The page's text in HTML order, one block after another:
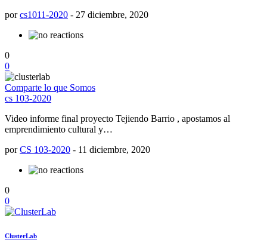
porcs1011-2020 - 27 diciembre, 2020
0
0
Comparte lo que Somos
cs 103-2020
Video informe final proyecto Tejiendo Barrio , apostamos al
emprendimiento cultural y…
porCS 103-2020 - 11 diciembre, 2020
0
0
ClusterLab